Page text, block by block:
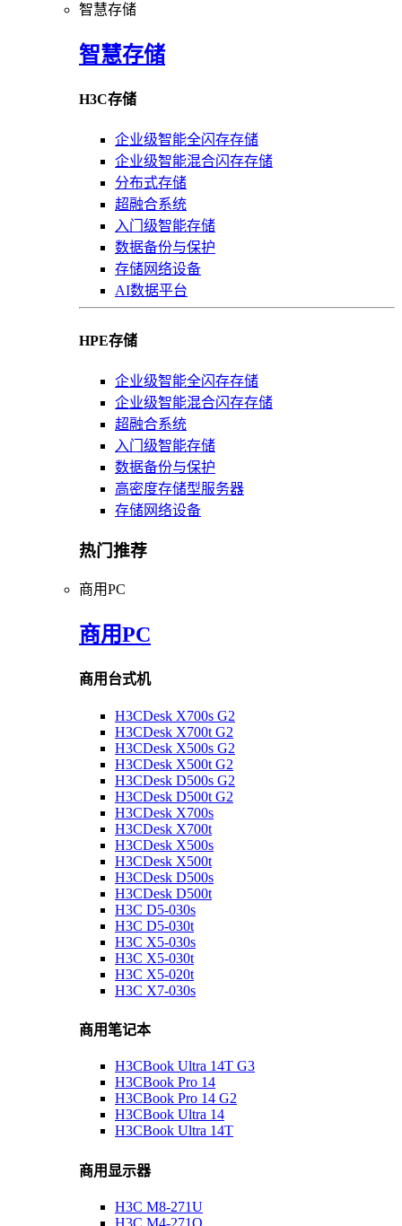
智慧存储
智慧存储
H3C存储
企业级智能全闪存存储
企业级智能混合闪存存储
分布式存储
超融合系统
入门级智能存储
数据备份与保护
存储网络设备
AI数据平台
HPE存储
企业级智能全闪存存储
企业级智能混合闪存存储
超融合系统
入门级智能存储
数据备份与保护
高密度存储型服务器
存储网络设备
热门推荐
商用PC
商用PC
商用台式机
H3CDesk X700s G2
H3CDesk X700t G2
H3CDesk X500s G2
H3CDesk X500t G2
H3CDesk D500s G2
H3CDesk D500t G2
H3CDesk X700s
H3CDesk X700t
H3CDesk X500s
H3CDesk X500t
H3CDesk D500s
H3CDesk D500t
H3C D5-030s
H3C D5-030t
H3C X5-030s
H3C X5-030t
H3C X5-020t
H3C X7-030s
商用笔记本
H3CBook Ultra 14T G3
H3CBook Pro 14
H3CBook Pro 14 G2
H3CBook Ultra 14
H3CBook Ultra 14T
商用显示器
H3C M8-271U
H3C M4-271Q